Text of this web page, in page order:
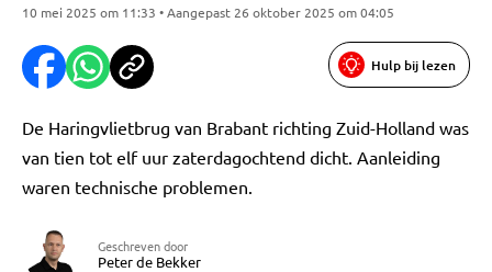
10 mei 2025 om 11:33 • Aangepast 26 oktober 2025 om 04:05
Hulp bij lezen
De Haringvlietbrug van Brabant richting Zuid-Holland was
van tien tot elf uur zaterdagochtend dicht. Aanleiding
waren technische problemen.
Geschreven door
Peter de Bekker